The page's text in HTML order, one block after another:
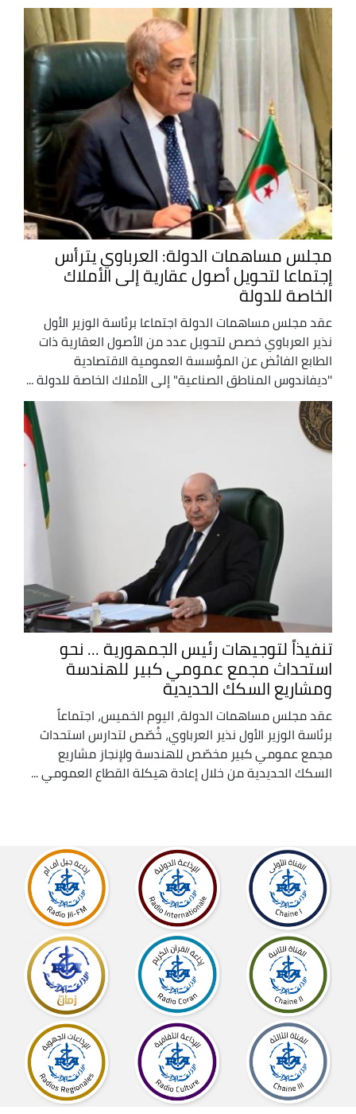
مجلس مساهمات الدولة: العرباوي يترأس
إجتماعا لتحويل أصول عقارية إلى الأملاك
الخاصة للدولة
عقد مجلس مساهمات الدولة اجتماعا برئاسة الوزير الأول
نذير العرباوي خصص لتحويل عدد من الأصول العقارية ذات
الطابع الفائض عن المؤسسة العمومية الاقتصادية
''ديفاندوس المناطق الصناعية" إلى الأملاك الخاصة للدولة ...
تنفيذاً لتوجيهات رئيس الجمهورية ... نحو
استحداث مجمع عمومي كبير للهندسة
ومشاريع السكك الحديدية
عقد مجلس مساهمات الدولة، اليوم الخميس، اجتماعاً
برئاسة الوزير الأول نذير العرباوي، خُصّص لتدارس استحداث
مجمع عمومي كبير مخصّص للهندسة ولإنجاز مشاريع
السكك الحديدية من خلال إعادة هيكلة القطاع العمومي ...